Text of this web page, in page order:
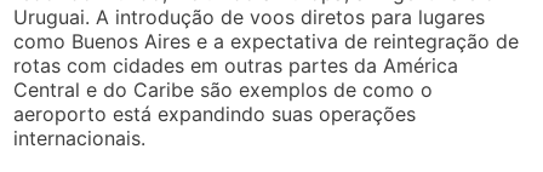
Uruguai. A introdução de voos diretos para lugares
como Buenos Aires e a expectativa de reintegração de
rotas com cidades em outras partes da América
Central e do Caribe são exemplos de como o
aeroporto está expandindo suas operações
internacionais.